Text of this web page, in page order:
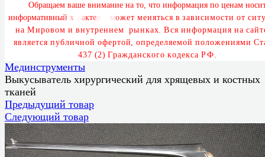
Обращаем ваше внимание на то, что информация по ценам носи
информативный х рактер может меняться в зависимости от ситу
на Мировом и внутреннем рынках. Вся информация на сайт
является публичной офертой, определяемой положениями Ст
437 (2) Гражданского кодекса РФ.
Мединструменты
Выкусыватель хирургический для хрящевых и костных
тканей
Предыдущий товар
Следующий товар